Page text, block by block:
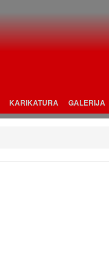
KARIKATURA GALERIJA